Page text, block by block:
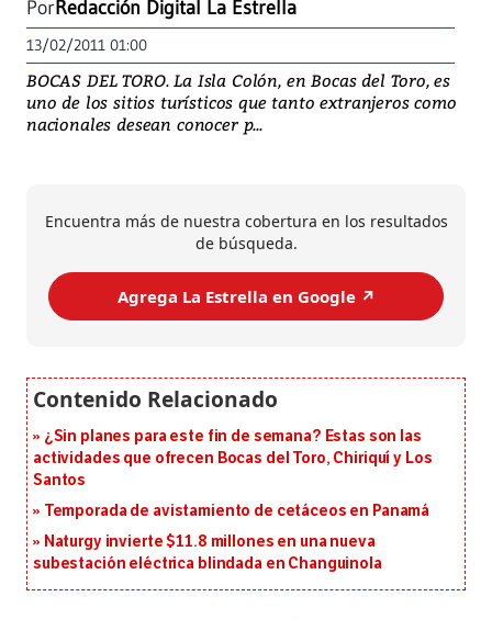
PorRedacción Digital La Estrella
13/02/2011 01:00
BOCAS DEL TORO. La Isla Colón, en Bocas del Toro, es
uno de los sitios turísticos que tanto extranjeros como
nacionales desean conocer p...
Encuentra más de nuestra cobertura en los resultados
de búsqueda.
Agrega La Estrella en Google ↗️
¿Sin planes para este fin de semana? Estas son las
actividades que ofrecen Bocas del Toro, Chiriquí y Los
Santos
Temporada de avistamiento de cetáceos en Panamá
Naturgy invierte $11.8 millones en una nueva
subestación eléctrica blindada en Changuinola